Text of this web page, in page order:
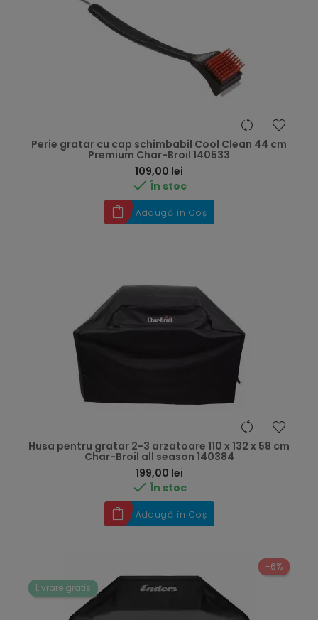
Perie gratar cu cap schimbabil Cool Clean 44 cm
Premium Char-Broil 140533
109,00 lei
 În stoc
Adaugă în Coș
Husa pentru gratar 2-3 arzatoare 110 x 132 x 58 cm
Char-Broil all season 140384
199,00 lei
 În stoc
Adaugă în Coș
-6%
Livrare gratis